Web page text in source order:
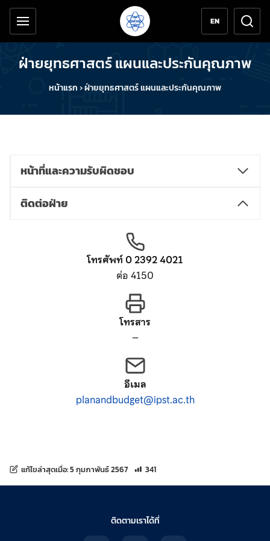
ข้ามไปยังเนื้อหาหลัก
เครื่องมือช่วยเหลือ
EN
ฝ่ายยุทธศาสตร์ แผนและประกันคุณภาพ
หน้าแรก›ฝ่ายยุทธศาสตร์ แผนและประกันคุณภาพ
หน้าที่และความรับผิดชอบ
ติดต่อฝ่าย
โทรศัพท์0 2392 4021
ต่อ 4150
โทรสาร
–
อีเมล
planandbudget@ipst.ac.th
แก้ไขล่าสุดเมื่อ:5 กุมภาพันธ์ 2567 จำนวนการเข้าชม 341 ครั้ง
341
ติดตามเราได้ที่